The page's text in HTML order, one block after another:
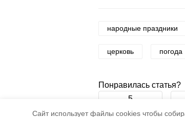
Cайт использует файлы cookies чтобы
народные праздники
церковь погода
Понравилась статья?
5